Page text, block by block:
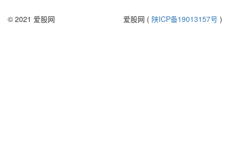
© 2021 爱股网 爱股网 ( 陕ICP备19013157号 )